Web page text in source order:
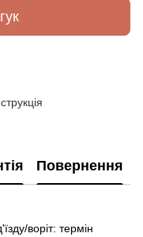
Повернення
воріт: термін